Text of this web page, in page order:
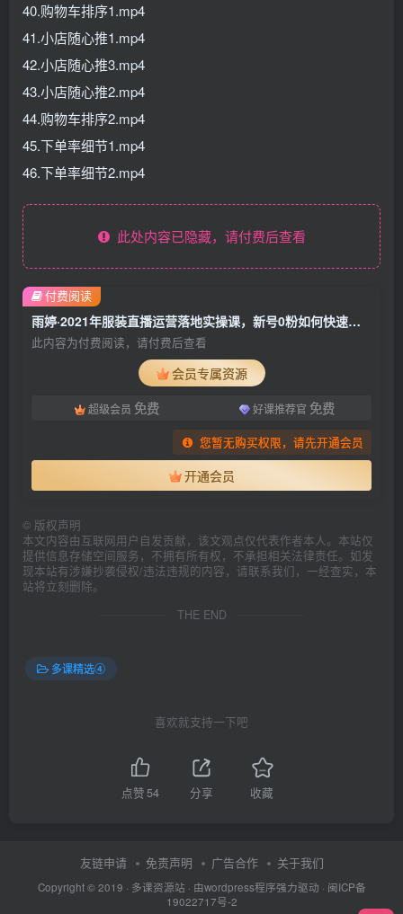
40.购物车排序1.mp4
41.小店随心推1.mp4
42.小店随心推3.mp4
43.小店随心推2.mp4
44.购物车排序2.mp4
45.下单率细节1.mp4
46.下单率细节2.mp4
此处内容已隐藏，请付费后查看
雨婷·2021年服装直播运营落地实操课，新号0粉如何快速带货日销10W+
此内容为付费阅读，请付费后查看
会员专属资源
超级会员 免费 好课推荐官 免费
您暂无购买权限，请先开通会员
开通会员
付费阅读
© 版权声明
本文内容由互联网用户自发贡献，该文观点仅代表作者本人。本站仅
提供信息存储空间服务，不拥有所有权，不承担相关法律责任。如发
现本站有涉嫌抄袭侵权/违法违规的内容，请联系我们，一经查实，本
站将立刻删除。
THE END
多课精选④
喜欢就支持一下吧
点赞 54 分享 收藏
友链申请 免责声明 广告合作 关于我们
Copyright © 2019 · 多课资源站 · 由wordpress程序强力驱动 · 闽ICP备
19022717号-2